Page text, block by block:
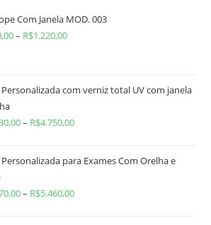
Com Janela MOD. 003
– R$1.220,00
Personalizada com verniz total UV com janela
– R$4.750,00
para Exames Com Orelha e
– R$5.460,00